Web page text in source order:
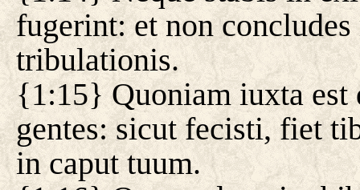
fugerint: et non
tribulationis.
{1:15} Quoniam iuxta est
gentes: sicut fecisti, fiet
in caput tuum.